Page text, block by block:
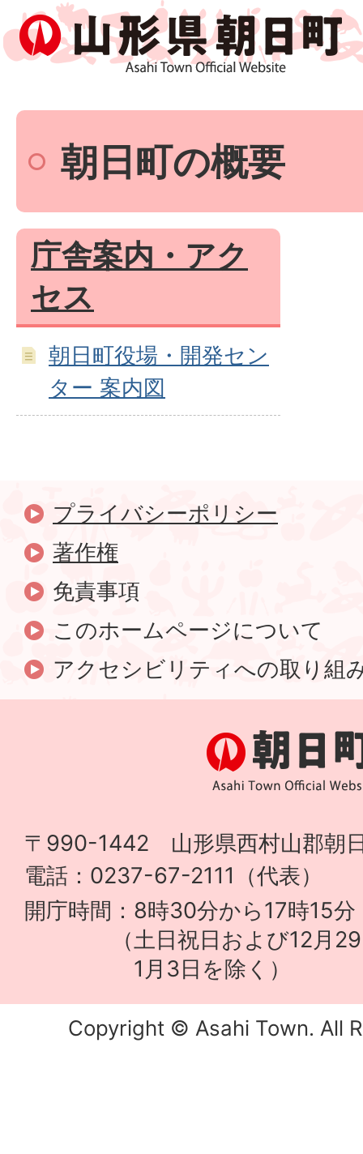
朝日町の概要
庁舎案内・アク
セス
朝日町役場・開発セン
ター 案内図
プライバシーポリシー
著作権
免責事項
このホームページについて
アクセシビリティへの取り組
〒990-1442 山形県西村山郡朝
電話：0237-67-2111（代表）
開庁時間：8時30分から17時15分
（土日祝日および12月29
1月3日を除く）
Copyright © Asahi Town. All